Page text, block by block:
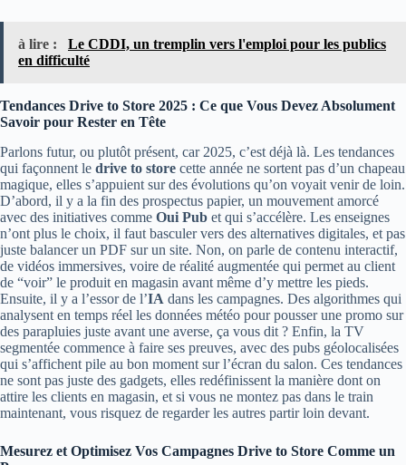
à lire :
Le CDDI, un tremplin vers l'emploi pour les publics
en difficulté
Tendances Drive to Store 2025 : Ce que Vous Devez Absolument
Savoir pour Rester en Tête
Parlons futur, ou plutôt présent, car 2025, c’est déjà là. Les tendances
qui façonnent le drive to store cette année ne sortent pas d’un chapeau
magique, elles s’appuient sur des évolutions qu’on voyait venir de loin.
D’abord, il y a la fin des prospectus papier, un mouvement amorcé
avec des initiatives comme Oui Pub et qui s’accélère. Les enseignes
n’ont plus le choix, il faut basculer vers des alternatives digitales, et pas
juste balancer un PDF sur un site. Non, on parle de contenu interactif,
de vidéos immersives, voire de réalité augmentée qui permet au client
de “voir” le produit en magasin avant même d’y mettre les pieds.
Ensuite, il y a l’essor de l’IA dans les campagnes. Des algorithmes qui
analysent en temps réel les données météo pour pousser une promo sur
des parapluies juste avant une averse, ça vous dit ? Enfin, la TV
segmentée commence à faire ses preuves, avec des pubs géolocalisées
qui s’affichent pile au bon moment sur l’écran du salon. Ces tendances
ne sont pas juste des gadgets, elles redéfinissent la manière dont on
attire les clients en magasin, et si vous ne montez pas dans le train
maintenant, vous risquez de regarder les autres partir loin devant.
Mesurez et Optimisez Vos Campagnes Drive to Store Comme un